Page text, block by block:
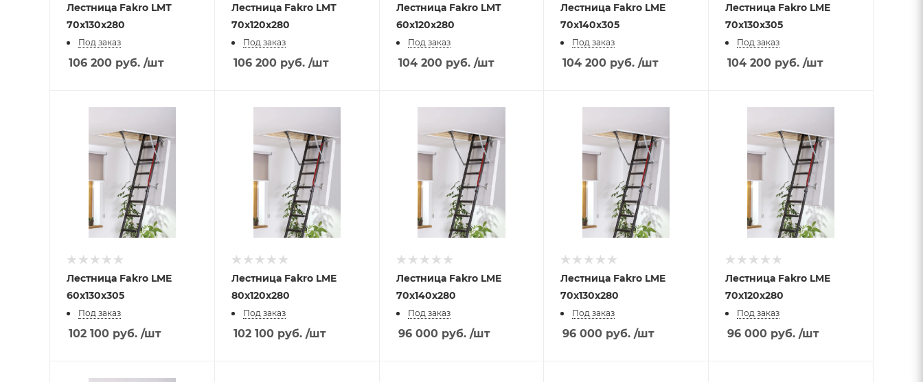
Лестница Fakro LMТ
70х130х280
Под заказ
106 200 руб. /шт
Лестница Fakro LMТ
70х120х280
Под заказ
106 200руб. /шт
Лестница Fakro LMТ
60х120х280
Под заказ
104 200руб. /шт
Лестница Fakro LME
70х140х305
Под заказ
104 200 руб. /шт
Лестница Fakro LME
70х130х305
Под заказ
104 200 руб. /шт
Лестница Fakro LME
60х130х305
Под заказ
102 100 руб. /шт
Лестница Fakro LME
80х120х280
Под заказ
102 100руб. /шт
Лестница Fakro LME
70х140х280
Под заказ
96 000руб. /шт
Лестница Fakro LME
70х130х280
Под заказ
96 000 руб. /шт
Лестница Fakro LME
70х120х280
Под заказ
96 000 руб. /шт